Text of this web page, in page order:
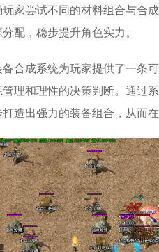
家尝试不同的材料组合与合
配，稳步提升角色实力。
合成系统为玩家提供了一条
理和理性的决策判断。通过
造出强力的装备组合，从而